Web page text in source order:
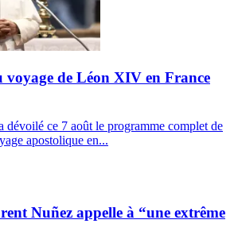
de Léon XIV en France
dévoilé ce 7 août le programme complet de
apostolique en...
Nuñez appelle à “une extrême